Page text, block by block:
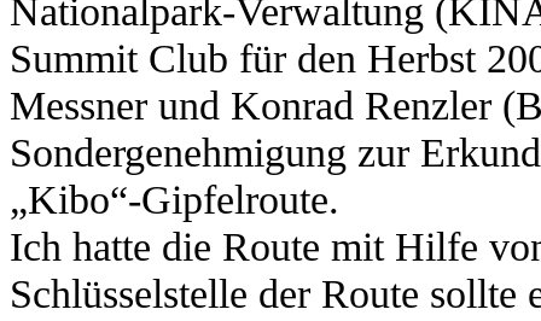
Nationalpark-Verwaltung
Summit Club für den Herbst
Messner und Konrad Renzler
Sondergenehmigung zur
„Kibo“-Gipfelroute.
Ich hatte die Route mit Hilfe
Schlüsselstelle der Route